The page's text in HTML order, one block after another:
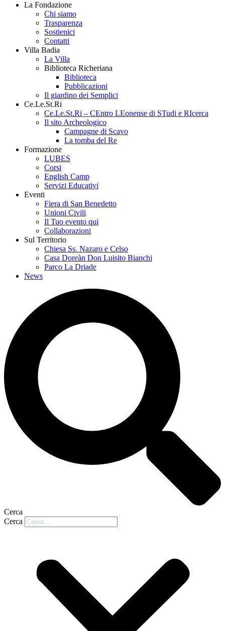
La Fondazione
Chi siamo
Trasparenza
Sostienici
Contatti
Villa Badia
La Villa
Biblioteca Richeriana
Biblioteca
Pubblicazioni
Il giardino dei Semplici
Ce.Le.St.Ri
Ce.Le.St.Ri – CEntro LEonense di STudi e RIcerca
Il sito Archeologico
Campagne di Scavo
La tomba del Re
Formazione
LUBES
Corsi
English Camp
Servizi Educativi
Eventi
Fiera di San Benedetto
Unioni Civili
Il Tuo evento qui
Collaborazioni
Sul Territorio
Chiesa Ss. Nazaro e Celso
Casa Doreàn Don Luisito Bianchi
Parco La Driade
News
Cerca
Cerca